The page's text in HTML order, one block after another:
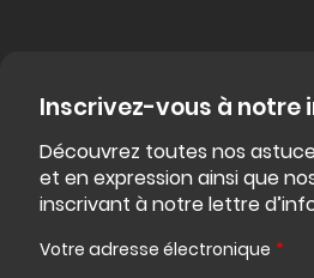
Inscrivez-vous à notre
Découvrez toutes nos
et en expression ainsi que
inscrivant à notre lettre
Votre adresse électronique *